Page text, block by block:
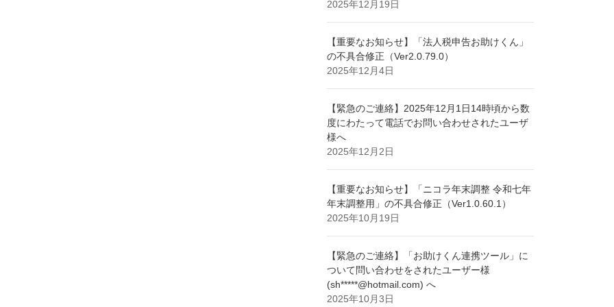
2025年12月19日
【重要なお知らせ】「法人税申告お助けくん」
の不具合修正（Ver2.0.79.0）
2025年12月4日
【緊急のご連絡】2025年12月1日14時頃から数
度にわたって電話でお問い合わせされたユーザ
様へ
2025年12月2日
【重要なお知らせ】「ニコラ年末調整 令和七年
年末調整用」の不具合修正（Ver1.0.60.1）
2025年10月19日
【緊急のご連絡】「お助けくん連携ツール」に
ついて問い合わせをされたユーザー様
(sh*****@hotmail.com) へ
2025年10月3日